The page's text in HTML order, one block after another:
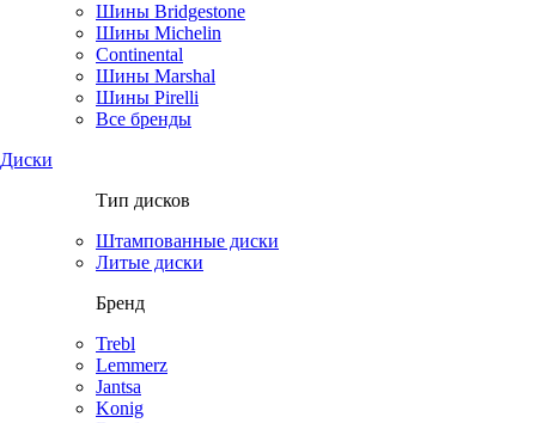
Шины Bridgestone
Шины Michelin
Continental
Шины Marshal
Шины Pirelli
Все бренды
Диски
Тип дисков
Штампованные диски
Литые диски
Бренд
Trebl
Lemmerz
Jantsa
Konig